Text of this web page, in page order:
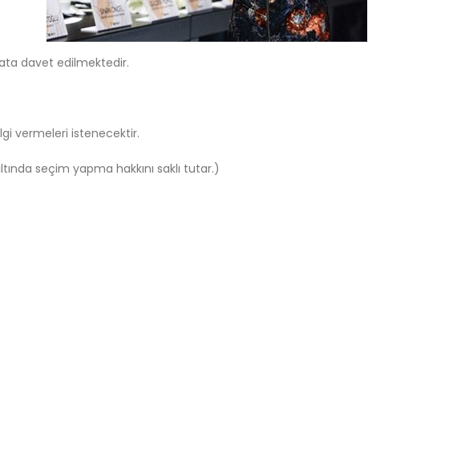
davet edilmektedir.
vermeleri istenecektir.
seçim yapma hakkını saklı tutar.)